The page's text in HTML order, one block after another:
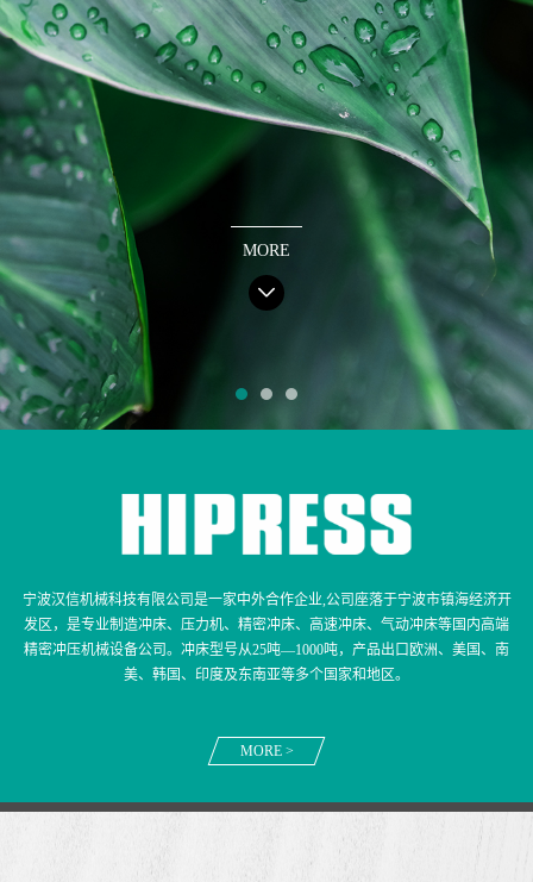
MORE

宁波汉信机械科技有限公司是一家中外合作企业,公司座落于宁波市镇海经济开
发区，是专业制造冲床、压力机、精密冲床、高速冲床、气动冲床等国内高端
精密冲压机械设备公司。冲床型号从25吨—1000吨，产品出口欧洲、美国、南
美、韩国、印度及东南亚等多个国家和地区。
MORE >